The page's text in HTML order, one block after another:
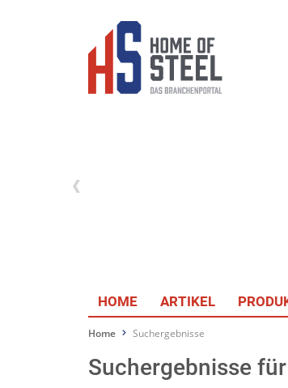
HOME ARTIKEL
Home Suchergebnisse
Suchergebnisse